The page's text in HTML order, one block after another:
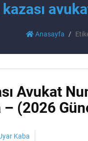
Anasayfa
Avukat
– (2026
Kaba